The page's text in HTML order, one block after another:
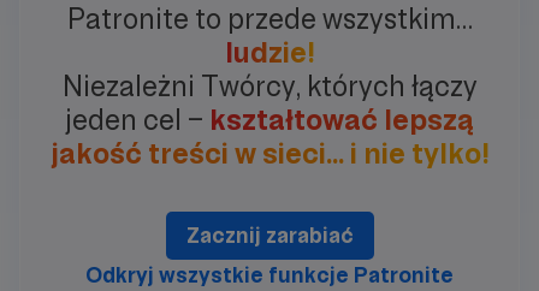
Patronite to przede wszystkim…
ludzie!
Niezależni Twórcy, których łączy
jeden cel – kształtować lepszą
jakość treści w sieci… i nie tylko!
Zacznij zarabiać
Odkryj wszystkie funkcje Patronite